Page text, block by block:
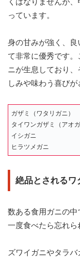
くはなりませんが
っています。
身の甘みが強く、
て非常に優秀です
ニが生息しており
しみや味わう喜びが
ガザミ（ワタリガニ）
タイワンガザミ（アオガ
イシガニ
ヒラツメガニ
絶品とされるワ
数ある食用ガニの中
一度食べたら忘れら
ズワイガニやタラ